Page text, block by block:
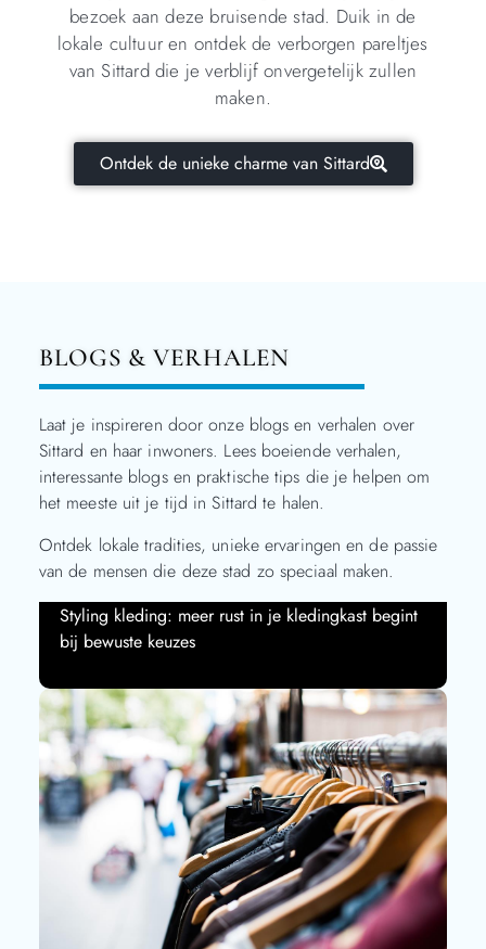
bezoek aan deze bruisende stad. Duik in de
lokale cultuur en ontdek de verborgen pareltjes
van Sittard die je verblijf onvergetelijk zullen
maken.
Ontdek de unieke charme van Sittard
BLOGS & VERHALEN
Laat je inspireren door onze blogs en verhalen over
Sittard en haar inwoners. Lees boeiende verhalen,
interessante blogs en praktische tips die je helpen om
het meeste uit je tijd in Sittard te halen.
Ontdek lokale tradities, unieke ervaringen en de passie
van de mensen die deze stad zo speciaal maken.
Verken onze fascinerende artikelen en verrijk je
kennis!
Styling kleding: meer rust in je kledingkast begint
bij bewuste keuzes